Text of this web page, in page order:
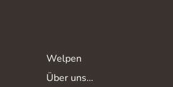
Welpen
Über uns…